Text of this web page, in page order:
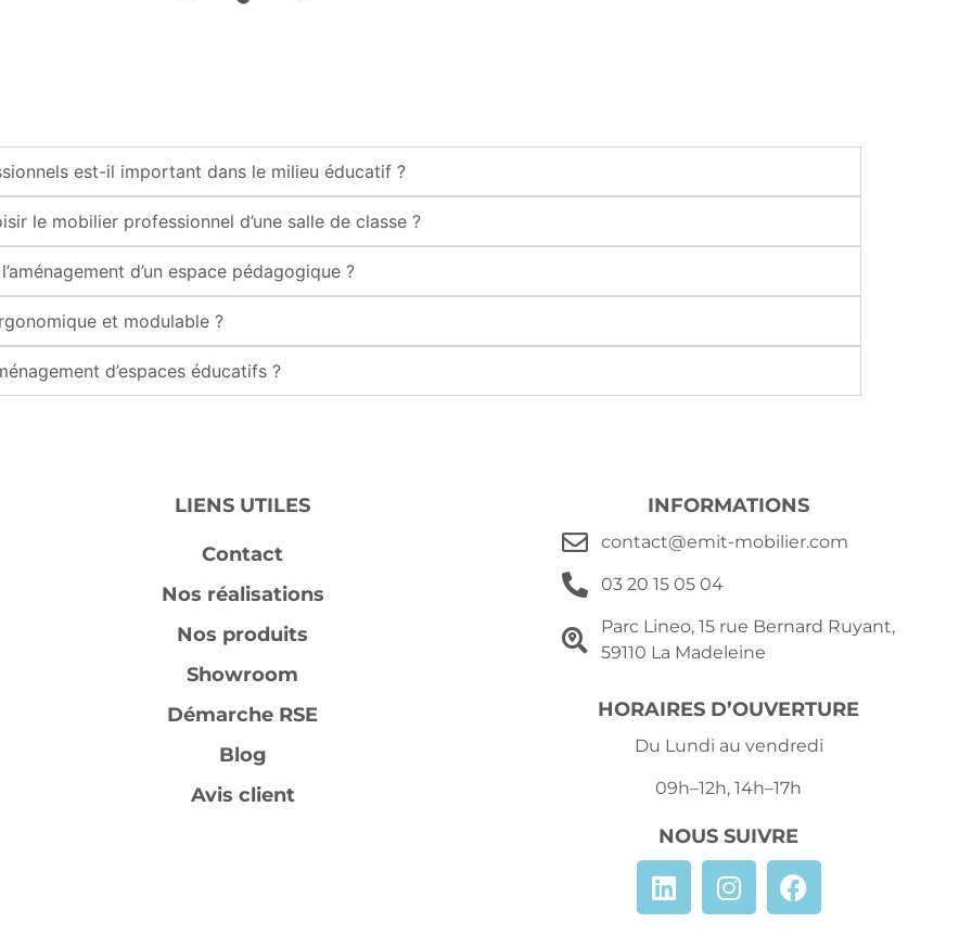
est-il important dans le milieu éducatif ?
le mobilier professionnel d’une salle de classe ?
d’un espace pédagogique ?
et modulable ?
d’espaces éducatifs ?
LIENS UTILES
Contact
Nos réalisations
Nos produits
Showroom
Démarche RSE
Blog
Avis client
INFORMATIONS
contact@emit-mobilier.com
03 20 15 05 04
Parc Lineo, 15 rue Bernard Ruyant,
59110 La Madeleine
HORAIRES D’OUVERTURE
Du Lundi au vendredi
09h–12h, 14h–17h
NOUS SUIVRE